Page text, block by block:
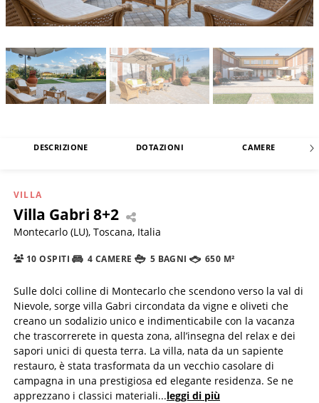
DESCRIZIONE DOTAZIONI CAMERE
VILLA
Villa Gabri 8+2
Montecarlo (LU), Toscana, Italia
10 OSPITI 4 CAMERE 5 BAGNI 650 M²
Sulle dolci colline di Montecarlo che scendono verso la val di
Nievole, sorge villa Gabri circondata da vigne e oliveti che
creano un sodalizio unico e indimenticabile con la vacanza
che trascorrerete in questa zona, all’insegna del relax e dei
sapori unici di questa terra. La villa, nata da un sapiente
restauro, è stata trasformata da un vecchio casolare di
campagna in una prestigiosa ed elegante residenza. Se ne
apprezzano i classici materiali...leggi di più